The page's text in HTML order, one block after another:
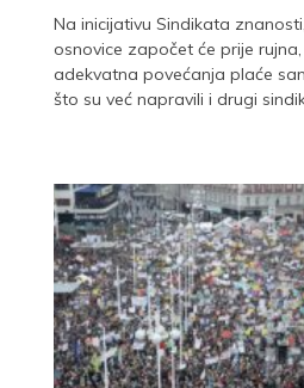
Na inicijativu Sindikata
osnovice započet će prije
adekvatna povećanja plaće
što su već napravili i drugi